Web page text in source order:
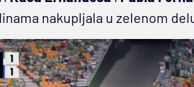
nakupljala u zelenom